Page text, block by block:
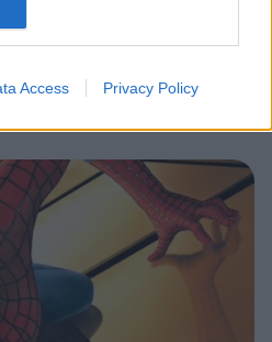
Access Privacy Policy
tukia
vuoksi